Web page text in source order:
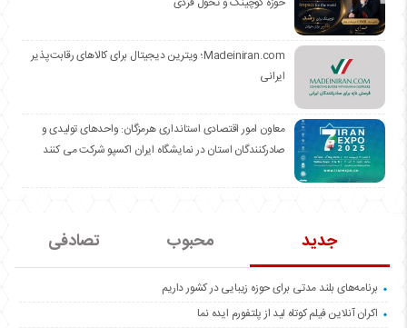
Madeiniran.com؛ ویترین دیجیتال برای کالاهای رقابت‌پذیر
ایرانی
معاون امور اقتصادی استانداری هرمزگان: واحدهای تولیدی و
صادرکنندگان استان در نمایشگاه ایران اکسپو شرکت می کنند
جدید محبوب تصادفی
برنامه‌های بلند مدتی برای حوزه زیبایی در کشور داریم
اکران آنلاین فیلم کوتاه لید از پلتفورم ایده نما